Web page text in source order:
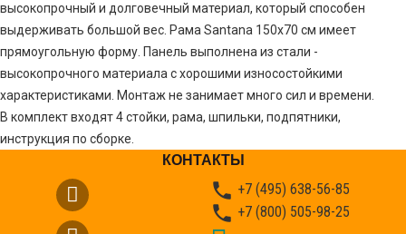
высокопрочный и долговечный материал, который способен
выдерживать большой вес. Рама Santana 150х70 см имеет
прямоугольную форму. Панель выполнена из стали -
высокопрочного материала с хорошими износостойкими
характеристиками. Монтаж не занимает много сил и времени.
В комплект входят 4 стойки, рама, шпильки, подпятники,
инструкция по сборке.
КОНТАКТЫ
 +7 (495) 638-56-85
 +7 (800) 505-98-25